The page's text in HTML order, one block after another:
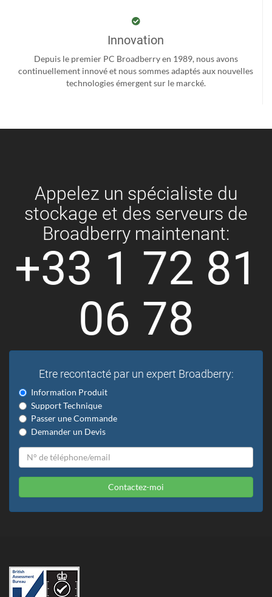
Innovation
Depuis le premier PC Broadberry en 1989, nous avons
continuellement innové et nous sommes adaptés aux nouvelles
technologies émergent sur le marcké.
Appelez un spécialiste du
stockage et des serveurs de
Broadberry maintenant:
+33 1 72 81
06 78
Etre recontacté par un expert Broadberry:
Information Produit
Support Technique
Passer une Commande
Demander un Devis
Contactez-moi